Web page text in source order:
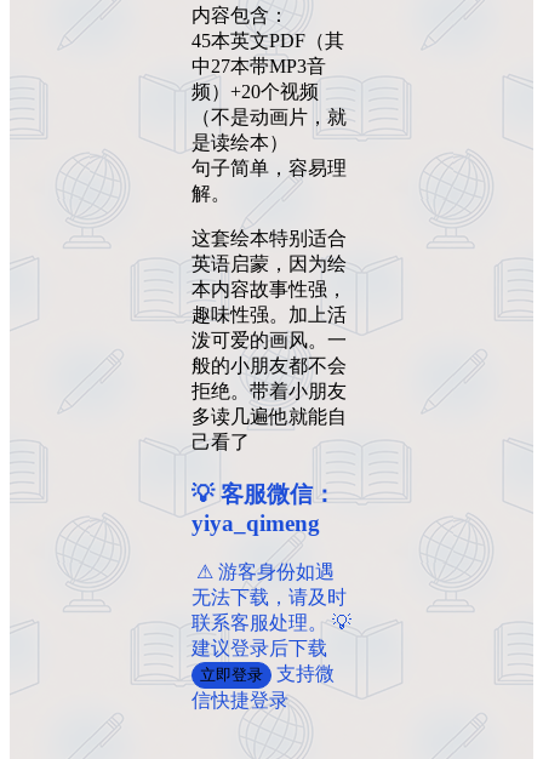
内容包含：
45本英文PDF（其
中27本带MP3音
频）+20个视频
（不是动画片，就
是读绘本）
句子简单，容易理
解。
这套绘本特别适合
英语启蒙，因为绘
本内容故事性强，
趣味性强。加上活
泼可爱的画风。一
般的小朋友都不会
拒绝。带着小朋友
多读几遍他就能自
己看了
💡 客服微信：
yiya_qimeng
️ ️⚠ 游客身份如遇
无法下载，请及时
联系客服处理。 💡
建议登录后下载
立即登录
支持微
信快捷登录